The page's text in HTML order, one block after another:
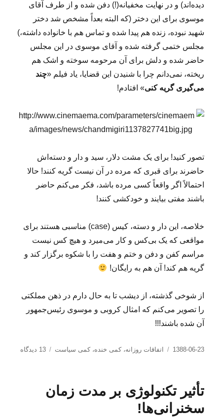
دیده‌اند) و در نهایت مخفیانه(!) دفن شده و از طرف آقای
موسوی برای این دختر (که البته بعداً مشخص شد دختر
شهید نبوده، زنده هم پیدا شده و تماس هم با خانواده داشته،)
مجلس ختمی گرفته شده و آقای موسوی در این مجلس
حاضر شده و دلش برای آن مرحومه سوخته و اشک هم
ریخته، نمی‌دانم چرا با شنیدن این قضایا، یاد فیلم «چند
می‌گیری گریه کنی» افتادم!
تصور کنید! برای یک مشت دلار، سید و دار و دسته‌اش
حاضرند برای قبری که مرده در آن نیست گریه کنند! حالا
احتمالاً اگر واقعاً کسی مرده باشد، فکر می‌کنم حاضر
باشند مفتی بیایند و خودکشی کنند!
خلاصه، این دار و دسته، کیس (case) مناسبی هستند برای
مواقعی که یک بی‌کس و کار می‌میرد و هیچ کس نیست
مراسم کفن و دفن و ختم و هفت را با شکوه برگزار کند و
گریه هم کند! آن هم به رایگان!
از شوخی گذشته، از دیشب تا به حال دارم در ذهن مملکتی
را تصویر می‌کنم که امثال کروبی و موسوی رئیس‌جمهور
آن شده باشند!!!
ارسال
1388-06-23 دسته‌ها
اتفاقات روزانه،کمی خنده،کمی سیاست 13 دیدگاه
تأثیر تکنولوژی بر مدت زمان
سخنرانی‌ها!